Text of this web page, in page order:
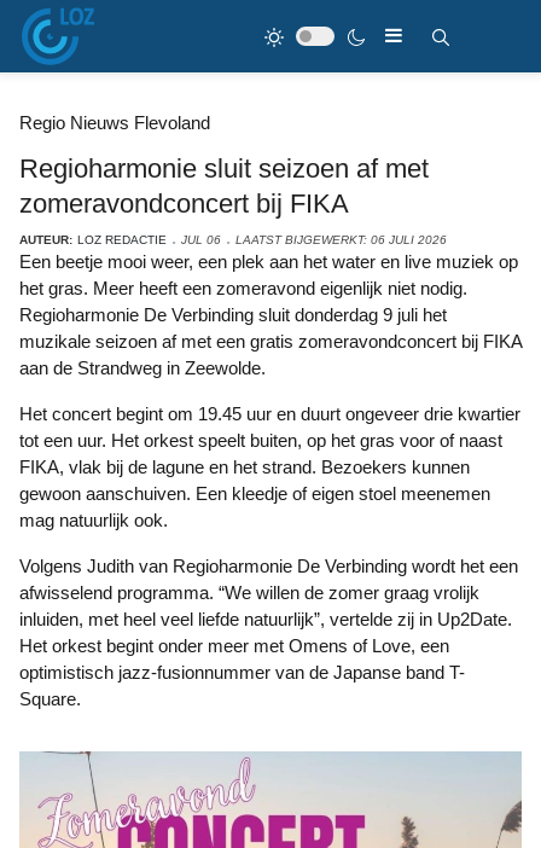
Regio Nieuws Flevoland
Regioharmonie sluit seizoen af met
zomeravondconcert bij FIKA
AUTEUR: LOZ REDACTIE JUL 06 LAATST BIJGEWERKT: 06 JULI 2026
Een beetje mooi weer, een plek aan het water en live muziek op
het gras. Meer heeft een zomeravond eigenlijk niet nodig.
Regioharmonie De Verbinding sluit donderdag 9 juli het
muzikale seizoen af met een gratis zomeravondconcert bij FIKA
aan de Strandweg in Zeewolde.
Het concert begint om 19.45 uur en duurt ongeveer drie kwartier
tot een uur. Het orkest speelt buiten, op het gras voor of naast
FIKA, vlak bij de lagune en het strand. Bezoekers kunnen
gewoon aanschuiven. Een kleedje of eigen stoel meenemen
mag natuurlijk ook.
Volgens Judith van Regioharmonie De Verbinding wordt het een
afwisselend programma. “We willen de zomer graag vrolijk
inluiden, met heel veel liefde natuurlijk”, vertelde zij in Up2Date.
Het orkest begint onder meer met Omens of Love, een
optimistisch jazz-fusionnummer van de Japanse band T-
Square.